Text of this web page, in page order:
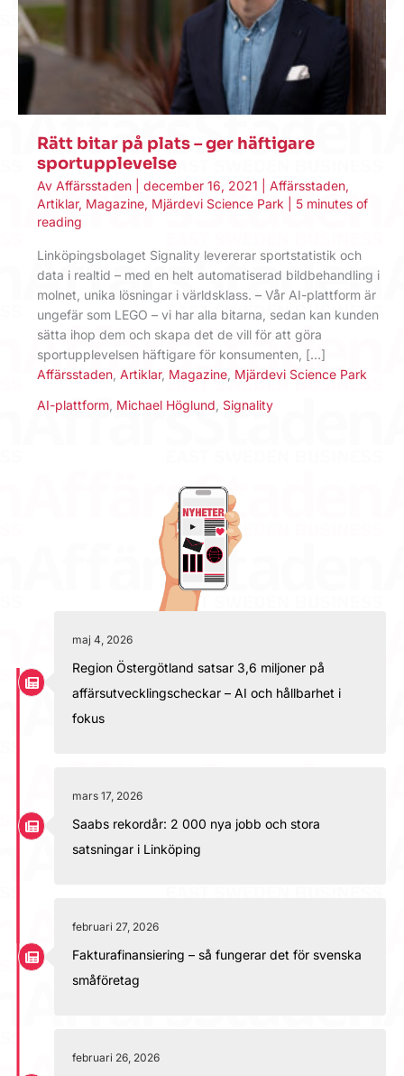
Rätt bitar på plats – ger häftigare
sportupplevelse
Av Affärsstaden december 16, 2021 Affärsstaden,
Artiklar, Magazine, Mjärdevi Science Park
5 minutes of
reading
Linköpingsbolaget Signality levererar sportstatistik och
data i realtid – med en helt automatiserad bildbehandling i
molnet, unika lösningar i världsklass. – Vår AI-plattform är
ungefär som LEGO – vi har alla bitarna, sedan kan kunden
sätta ihop dem och skapa det de vill för att göra
sportupplevelsen häftigare för konsumenten, […]
Affärsstaden Artiklar, Magazine Mjärdevi Science Park
AI-plattform Michael Höglund Signality
maj 4, 2026
Region Östergötland satsar 3,6 miljoner på
affärsutvecklingscheckar – AI och hållbarhet i
fokus
mars 17, 2026
Saabs rekordår: 2 000 nya jobb och stora
satsningar i Linköping
februari 27, 2026
Fakturafinansiering – så fungerar det för svenska
småföretag
februari 26, 2026